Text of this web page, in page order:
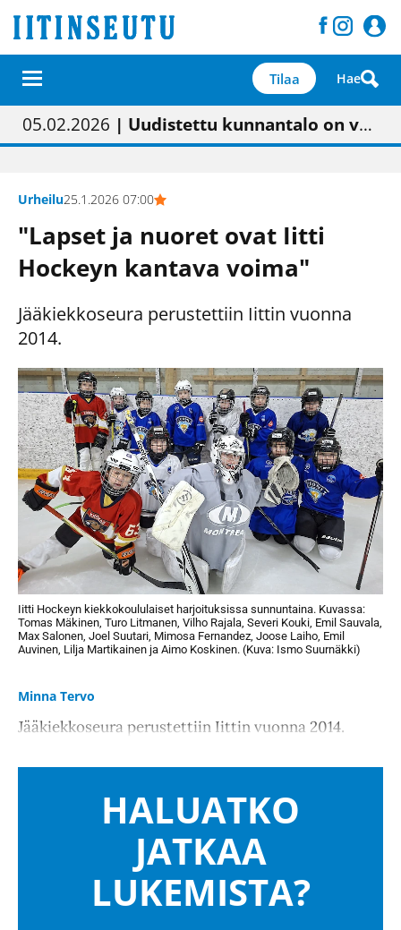
Tilaa Hae
01.02.2026 | Painon vaihtumisen pitäisi näkyä hieman parempana painojäljen laatuna lehdessä
05.02.2026 | Uudistettu kunnantalo on valoisa
23.04.2026 | “Olemme käynnistämässä uudelleen keskustavisiotyön”
09.05.2026| "Maalla on totuttu elämään omavaraisemmin kuin kaupungissa"
Urheilu25.1.2026 07:00
"Lapset ja nuoret ovat Iitti
Hockeyn kantava voima"
Jääkiekkoseura perustettiin Iittin vuonna
2014.
Iitti Hockeyn kiekkokoululaiset harjoituksissa sunnuntaina. Kuvassa:
Tomas Mäkinen, Turo Litmanen, Vilho Rajala, Severi Kouki, Emil Sauvala,
Max Salonen, Joel Suutari, Mimosa Fernandez, Joose Laiho, Emil
Auvinen, Lilja Martikainen ja Aimo Koskinen. (Kuva: Ismo Suurnäkki)
Minna Tervo
Jääkiekkoseura perustettiin Iittin vuonna 2014.
HALUATKO
JATKAA
LUKEMISTA?